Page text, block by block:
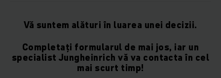
Vă suntem alături în luarea unei decizii.
Completați formularul de mai jos, iar un
specialist Jungheinrich vă va contacta în cel
mai scurt timp!